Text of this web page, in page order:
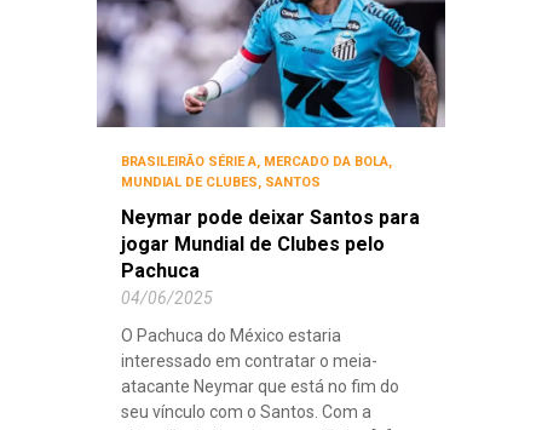
BRASILEIRÃO SÉRIE A, MERCADO DA BOLA,
MUNDIAL DE CLUBES, SANTOS
Neymar pode deixar Santos para
jogar Mundial de Clubes pelo
Pachuca
04/06/2025
O Pachuca do México estaria
interessado em contratar o meia-
atacante Neymar que está no fim do
seu vínculo com o Santos. Com a